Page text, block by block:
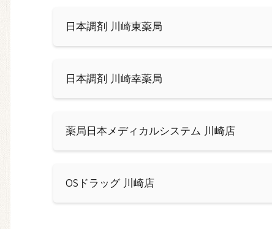
日本調剤 川崎東薬局
日本調剤 川崎幸薬局
薬局日本メディカルシステム 川崎店
OSドラッグ 川崎店